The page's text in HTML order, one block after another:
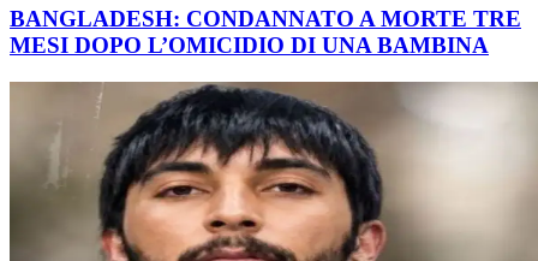
BANGLADESH: CONDANNATO A MORTE TRE
MESI DOPO L’OMICIDIO DI UNA BAMBINA